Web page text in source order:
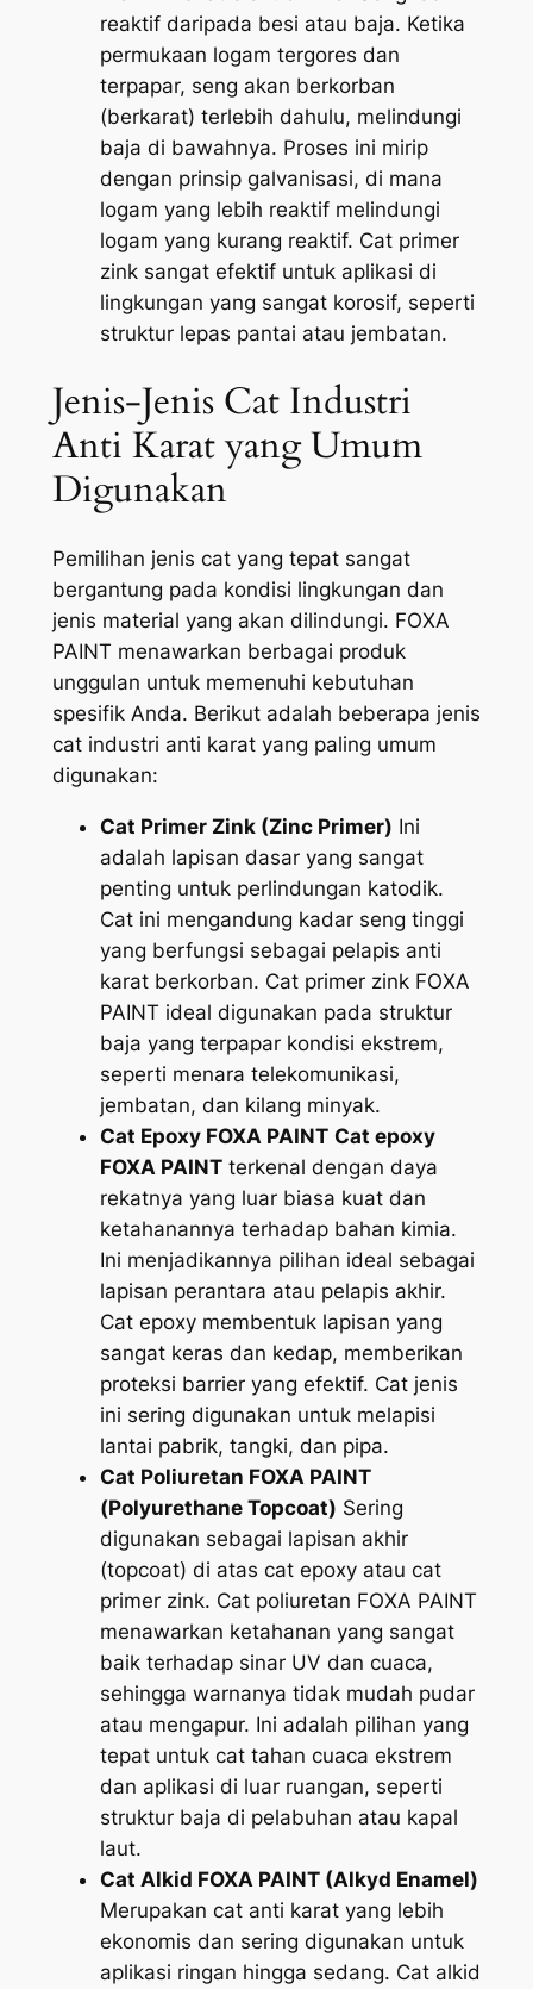
reaktif daripada besi atau baja. Ketika
permukaan logam tergores dan
terpapar, seng akan berkorban
(berkarat) terlebih dahulu, melindungi
baja di bawahnya. Proses ini mirip
dengan prinsip galvanisasi, di mana
logam yang lebih reaktif melindungi
logam yang kurang reaktif. Cat primer
zink sangat efektif untuk aplikasi di
lingkungan yang sangat korosif, seperti
struktur lepas pantai atau jembatan.
Jenis-Jenis Cat Industri
Anti Karat yang Umum
Digunakan
Pemilihan jenis cat yang tepat sangat
bergantung pada kondisi lingkungan dan
jenis material yang akan dilindungi. FOXA
PAINT menawarkan berbagai produk
unggulan untuk memenuhi kebutuhan
spesifik Anda. Berikut adalah beberapa jenis
cat industri anti karat yang paling umum
digunakan:
Cat Primer Zink (Zinc Primer) Ini
adalah lapisan dasar yang sangat
penting untuk perlindungan katodik.
Cat ini mengandung kadar seng tinggi
yang berfungsi sebagai pelapis anti
karat berkorban. Cat primer zink FOXA
PAINT ideal digunakan pada struktur
baja yang terpapar kondisi ekstrem,
seperti menara telekomunikasi,
jembatan, dan kilang minyak.
Cat Epoxy FOXA PAINT Cat epoxy
FOXA PAINTterkenal dengan daya
rekatnya yang luar biasa kuat dan
ketahanannya terhadap bahan kimia.
Ini menjadikannya pilihan ideal sebagai
lapisan perantara atau pelapis akhir.
Cat epoxy membentuk lapisan yang
sangat keras dan kedap, memberikan
proteksi barrier yang efektif. Cat jenis
ini sering digunakan untuk melapisi
lantai pabrik, tangki, dan pipa.
Cat Poliuretan FOXA PAINT
(Polyurethane Topcoat) Sering
digunakan sebagai lapisan akhir
(topcoat) di atas cat epoxy atau cat
primer zink. Cat poliuretan FOXA PAINT
menawarkan ketahanan yang sangat
baik terhadap sinar UV dan cuaca,
sehingga warnanya tidak mudah pudar
atau mengapur. Ini adalah pilihan yang
tepat untuk cat tahan cuaca ekstrem
dan aplikasi di luar ruangan, seperti
struktur baja di pelabuhan atau kapal
laut.
Cat Alkid FOXA PAINT (Alkyd Enamel)
Merupakan cat anti karat yang lebih
ekonomis dan sering digunakan untuk
aplikasi ringan hingga sedang. Cat alkid